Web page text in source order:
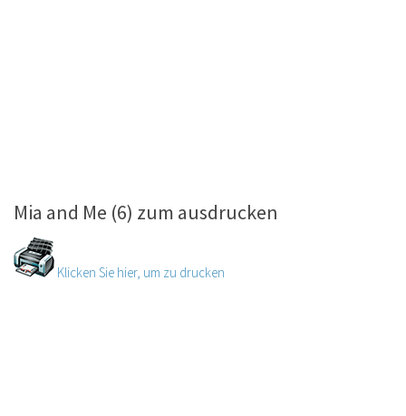
Mia and Me (6) zum ausdrucken
Klicken Sie hier, um zu drucken